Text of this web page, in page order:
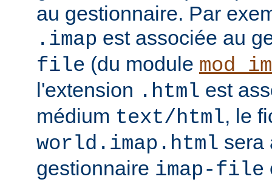
au gestionnaire. Par
.imap est associée au
file (du module
l'extension .html est
médium text/html, le
world.imap.html sera
gestionnaire imap-file